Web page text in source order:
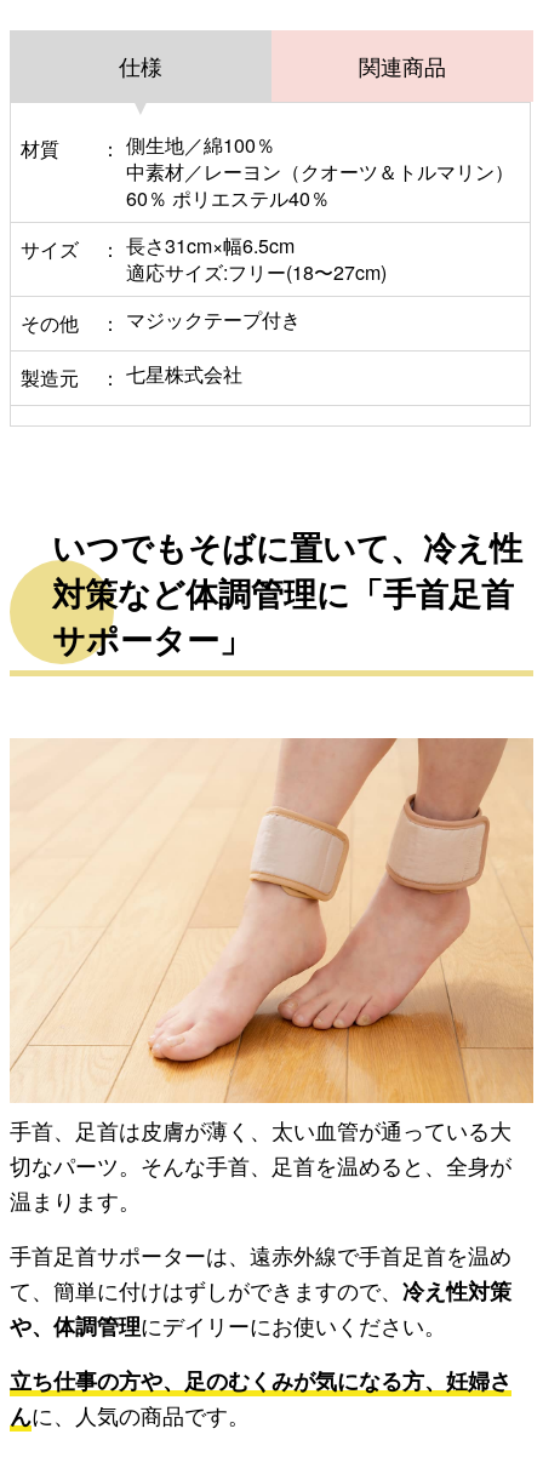
仕様 関連商品
材質
側生地／綿100％
中素材／レーヨン（クオーツ＆トルマリン）
60％ ポリエステル40％
サイズ
長さ31cm×幅6.5cm
適応サイズ:フリー(18〜27cm)
その他
マジックテープ付き
製造元 七星株式会社
いつでもそばに置いて、冷え性
対策など体調管理に「手首足首
サポーター」
手首、足首は皮膚が薄く、太い血管が通っている大
切なパーツ。そんな手首、足首を温めると、全身が
温まります。
手首足首サポーターは、遠赤外線で手首足首を温め
て、簡単に付けはずしができますので、冷え性対策
や、体調管理にデイリーにお使いください。
立ち仕事の方や、足のむくみが気になる方、妊婦さ
んに、人気の商品です。